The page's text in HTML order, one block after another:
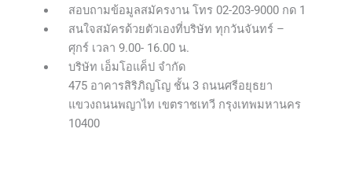
สอบถามข้อมูลสมัครงาน โทร 02-203-9000 กด 1
สนใจสมัครด้วยตัวเองที่บริษัท ทุกวันจันทร์ –
ศุกร์ เวลา 9.00- 16.00 น.
บริษัท เอ็มโอแค็ป จำกัด
475 อาคารสิริภิญโญ ชั้น 3 ถนนศรีอยุธยา
แขวงถนนพญาไท เขตราชเทวี กรุงเทพมหานคร
10400